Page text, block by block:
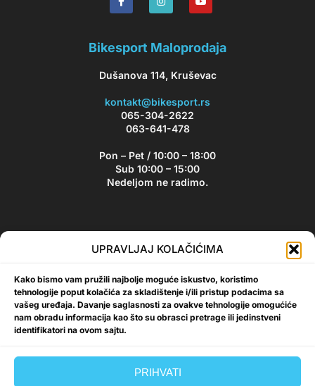
UPRAVLJAJ KOLAČIĆIMA
Kako bismo vam pružili najbolje moguće iskustvo, koristimo
tehnologije poput kolačića za skladištenje i/ili pristup podacima sa
vašeg uređaja. Davanje saglasnosti za ovakve tehnologije omogućiće
nam obradu informacija kao što su obrasci pretrage ili jedinstveni
identifikatori na ovom sajtu.
PRIHVATI
Bikesport Maloprodaja
Dušanova 114, Kruševac
kontakt@bikesport.rs
065-304-2622
063-641-478
Pon – Pet / 10:00 – 18:00
Sub 10:00 – 15:00
Nedeljom ne radimo.
Bikesport Newsletter
akcijama i popustima!
Prijavi se